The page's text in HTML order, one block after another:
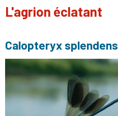
L'agrion éclatant
Calopteryx splendens